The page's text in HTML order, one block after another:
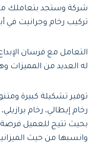
شركة وستجد بتعاملك
تركيب رخام وجرانيت في
التعامل مع فرسان
له العديد من المميزات
توفير تشكيلة كبيرة
رخام إيطالي، رخام
بحيث تتيح للعميل فرصة
وانسبها من حيث